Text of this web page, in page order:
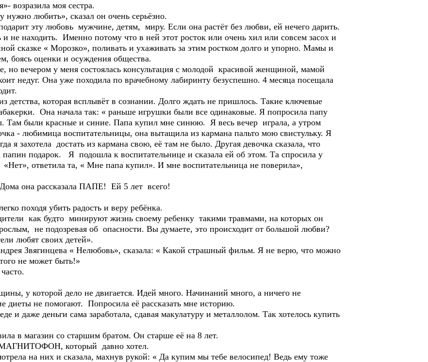
возразила моя сестра.
нужно любить», сказал он очень серьёзно.
эту любовь мужчине, детям, миру. Если она растёт без любви, ей нечего дарить.
не находить. Именно потому что в ней этот росток или очень хил или совсем засох и
сказке « Морозко», поливать и ухаживать за этим ростком долго и упорно. Мамы и
боясь оценки и осуждения общества.
но вечером у меня состоялась консультация с молодой красивой женщиной, мамой
недуг. Она уже походила по врачебному лабиринту безуспешно. 4 месяца посещала
детства, которая всплывёт в сознании. Долго ждать не пришлось. Такие ключевые
Она начала так: « раньше игрушки были все одинаковые. Я попросила папу
Там были красные и синие. Папа купил мне синюю. Я весь вечер играла, а утром
- любимица воспитательницы, она вытащила из кармана пальто мою свистульку. Я
я захотела достать из кармана свою, её там не было. Другая девочка сказала, что
подарок. Я подошла к воспитательнице и сказала ей об этом. Та спросила у
ответила та, « Мне папа купил». И мне воспитательница не поверила»,
она рассказала ПАПЕ! Ей 5 лет всего!
походя убить радость и веру ребёнка.
как будто минируют жизнь своему ребенку такими травмами, на которых он
не подозревая об опасности. Вы думаете, это происходит от большой любви?
любят своих детей».
Звягинцева « Нелюбовь», сказала: « Какой страшный фильм. Я не верю, что можно
не может быть!»
у которой дело не двигается. Идей много. Начинаний много, а ничего не
диеты не помогают. Попросила её рассказать мне историю.
и даже деньги сама заработала, сдавая макулатуру и металлолом. Так хотелось купить
в магазин со старшим братом. Он старше её на 8 лет.
который давно хотел.
на них и сказала, махнув рукой: « Да купим мы тебе велосипед! Ведь ему тоже